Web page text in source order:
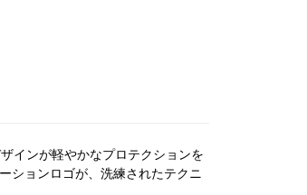
インが軽やかなプロテクションを
ションロゴが、洗練されたテクニ